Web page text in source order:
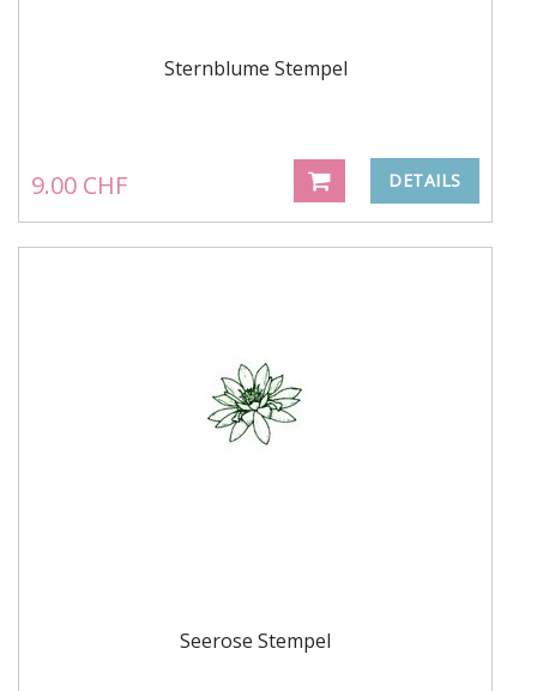
Sternblume Stempel
9.00 CHF DETAILS
Seerose Stempel